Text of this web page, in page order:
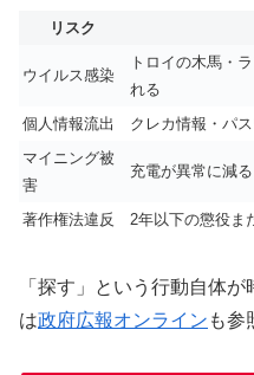
リスク
ウイルス感染
トロイの木馬・
れる
個人情報流出
クレカ情報・パ
マイニング被
害
充電が異常に減
著作権法違反 2年以下の懲役ま
「探す」という行動自体
は政府広報オンライン も参